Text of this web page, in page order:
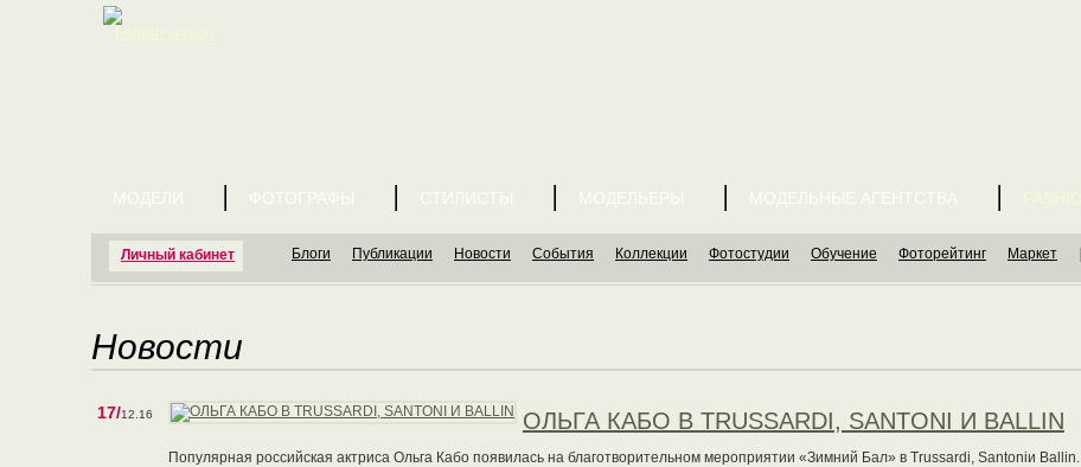
Личный кабинет
МОДЕЛИ ФОТОГРАФЫ СТИЛИСТЫ МОДЕЛЬЕРЫ МОДЕЛЬНЫЕ АГЕНТСТВА
Блоги Публикации Новости События Коллекции Фотостудии Обучение Фоторейтинг Маркет
Новости
17/12.16 ОЛЬГА КАБО В TRUSSARDI, SANTONI И BALLIN
Популярная российская актриса Ольга Кабо появилась на благотворительном мероприятии «Зимний Бал» в Trussardi, Santoniи Ballin.